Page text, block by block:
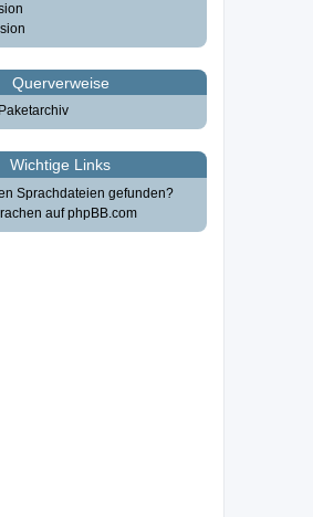
Querverweise
Wichtige Links
Sprachdateien gefunden?
auf phpBB.com